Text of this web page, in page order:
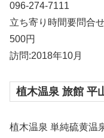
096-274-7111
立ち寄り時間要問合
500円
訪問:2018年10月
植木温泉 旅館 平
植木温泉 単純硫黄温